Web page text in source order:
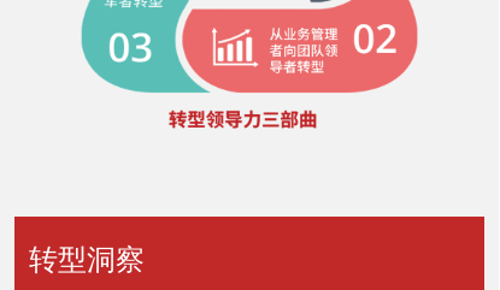
转型洞察